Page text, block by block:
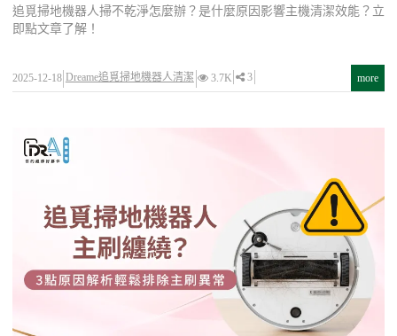
追覓掃地機器人掃不乾淨怎麼辦？是什麼原因影響主機清潔效能？立
即點文章了解！
2025-12-18 Dreame追覓掃地機器人清潔 3.7K 3 more